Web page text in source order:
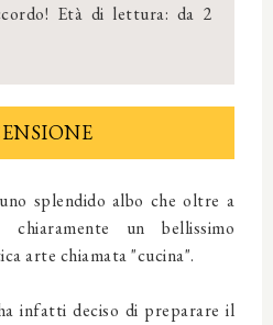
Età di lettura: da 2
splendido albo che oltre a
chiaramente un bellissimo
arte chiamata "cucina".
infatti deciso di preparare il